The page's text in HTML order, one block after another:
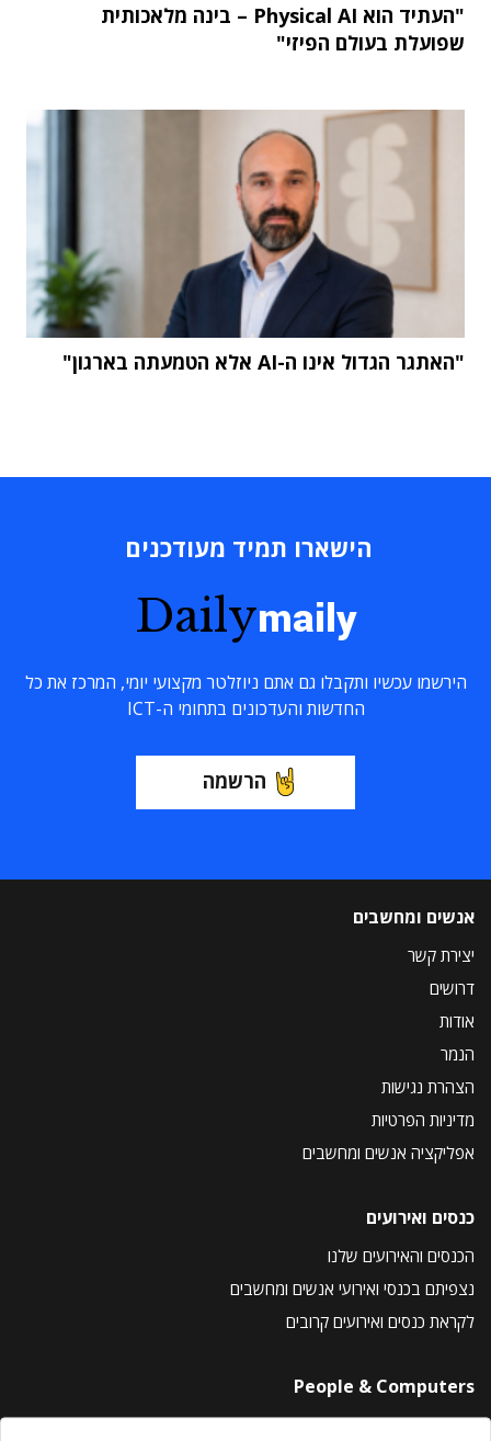
"העתיד הוא Physical AI – בינה מלאכותית
שפועלת בעולם הפיזי"
"האתגר הגדול אינו ה-AI אלא הטמעתה בארגון"
הישארו תמיד מעודכנים
Dailymaily
הירשמו עכשיו ותקבלו גם אתם ניוזלטר מקצועי יומי, המרכז את כל
החדשות והעדכונים בתחומי ה-ICT
הרשמה
אנשים ומחשבים
יצירת קשר
דרושים
אודות
הנמר
הצהרת נגישות
מדיניות הפרטיות
אפליקציה אנשים ומחשבים
כנסים ואירועים
הכנסים והאירועים שלנו
נצפיתם בכנסי ואירועי אנשים ומחשבים
לקראת כנסים ואירועים קרובים
People & Computers
About Us